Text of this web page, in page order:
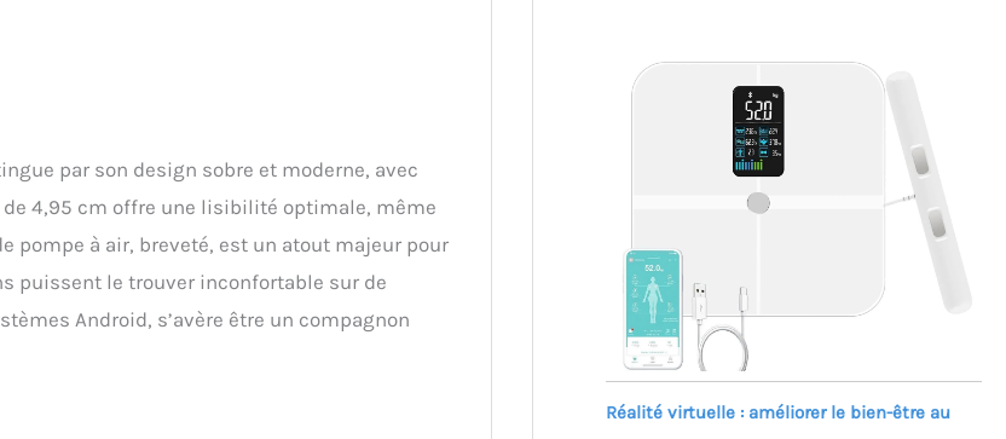
par son design sobre et moderne, avec
de 4,95 cm offre une lisibilité optimale, même
pompe à air, breveté, est un atout majeur pour
puissent le trouver inconfortable sur de
Android, s’avère être un compagnon
Réalité virtuelle : améliorer le bien-être au